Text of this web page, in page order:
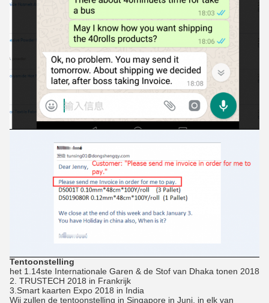
Tentoonstelling
het 1.14ste Internationale Garen & de Stof van Dhaka tonen 2018
2. TRUSTECH 2018 in Frankrijk
3.Smart kaarten Expo 2018 in India
Wij zullen de tentoonstelling in Singapore in Juni, in elk van